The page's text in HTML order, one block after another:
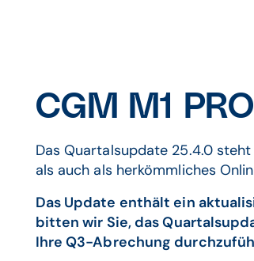
CGM M1
Das Quartalsupdate 25.4.0 steht
als auch als herkömmliches
Das Update enthält ein
bitten wir Sie, das
Ihre Q3-Abrechung